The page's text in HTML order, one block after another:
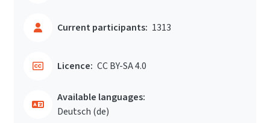
Current participants: 1313
Licence: CC BY-SA 4.0
Available languages:
Deutsch ‎(de)‎